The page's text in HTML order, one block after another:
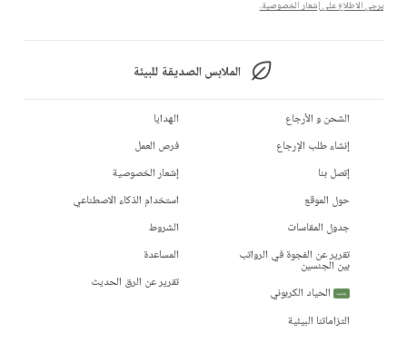
يرجى الاطلاع على إشعار الخصوصية.
الملابس الصديقة للبيئة
الشحن و الأرجاع
إنشاء طلب الإرجاع
إتصل بنا
حول الموقع
جدول المقاسات
تقرير عن الفجوة في الرواتب
بين الجنسين
جديد
الحياد الكربوني
التزاماتنا البيئية
الهدايا
فرص العمل
إشعار الخصوصية
استخدام الذكاء الاصطناعي
الشروط
المساعدة
تقرير عن الرق الحديث